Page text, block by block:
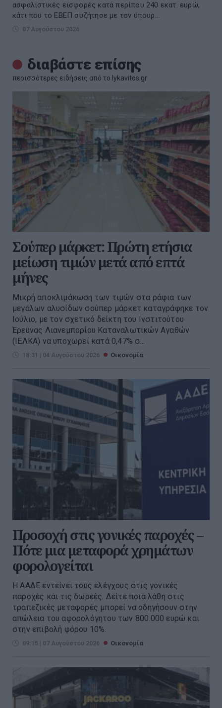
ασφαλιστικές εισφορές κατά περίπου 240 εκατ. ευρώ,
κάτι που το ΕΒΕΠ συζήτησε με τον υπουρ...
07 Αυγούστου 2026
διαβάστε επίσης
περισσότερες ειδήσεις από το lykavitos.gr
Σούπερ μάρκετ: Πρώτη ετήσια
μείωση τιμών μετά από επτά
μήνες
Μικρή αποκλιμάκωση των τιμών στα ράφια των
μεγάλων αλυσίδων σούπερ μάρκετ καταγράφηκε τον
Ιούλιο, με τον σχετικό δείκτη του Ινστιτούτου
Έρευνας Λιανεμπορίου Καταναλωτικών Αγαθών
(ΙΕΛΚΑ) να υποχωρεί κατά 0,47% σ...
18:31 | 04 Αυγούστου 2026 Οικονομία
Προσοχή στις γονικές παροχές –
Πότε μια μεταφορά χρημάτων
φορολογείται
Η ΑΑΔΕ εντείνει τους ελέγχους στις γονικές
παροχές και τις δωρεές. Δείτε ποια λάθη στις
τραπεζικές μεταφορές μπορεί να οδηγήσουν στην
απώλεια του αφορολόγητου των 800.000 ευρώ και
στην επιβολή φόρου 10%.
09:15 | 07 Αυγούστου 2026 Οικονομία